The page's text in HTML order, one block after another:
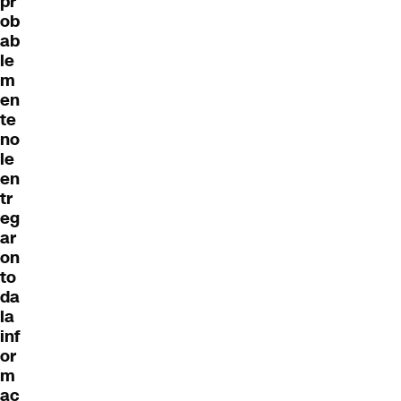
ob
ab
le
m
en
te
no
le
en
tr
eg
ar
on
to
da
la
inf
or
m
ac